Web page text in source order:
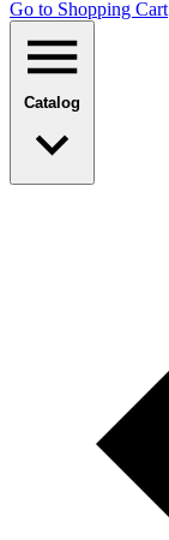
Go to Shopping Сart
Catalog